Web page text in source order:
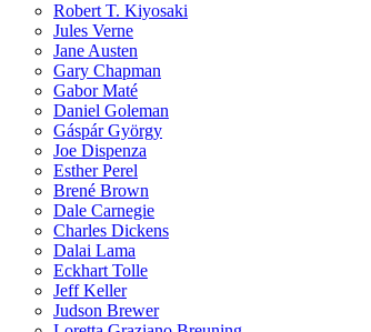
Robert T. Kiyosaki
Jules Verne
Jane Austen
Gary Chapman
Gabor Maté
Daniel Goleman
Gáspár György
Joe Dispenza
Esther Perel
Brené Brown
Dale Carnegie
Charles Dickens
Dalai Lama
Eckhart Tolle
Jeff Keller
Judson Brewer